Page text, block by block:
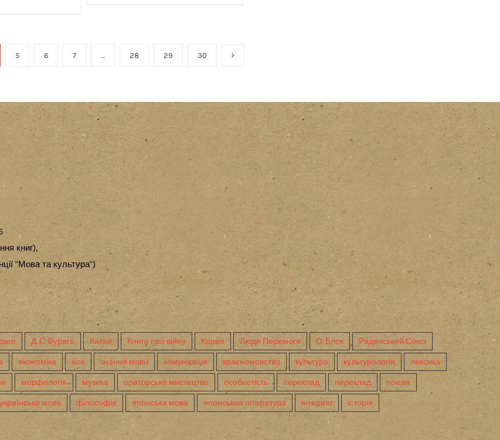
5 6 7 … 28 29 30
книг),
"Мова та культура")
Д. С. Бураго Китай Книги про війну Корея Люди Перемоги О. Блок Радянський Союз
економіка есе знання мови комунікація красномовство культура культурологія лексика
морфологія музика ораторське мистецтво особистість переклад переклад поезія
українська мова філософія японська мова японськая література інтерв'ю історія